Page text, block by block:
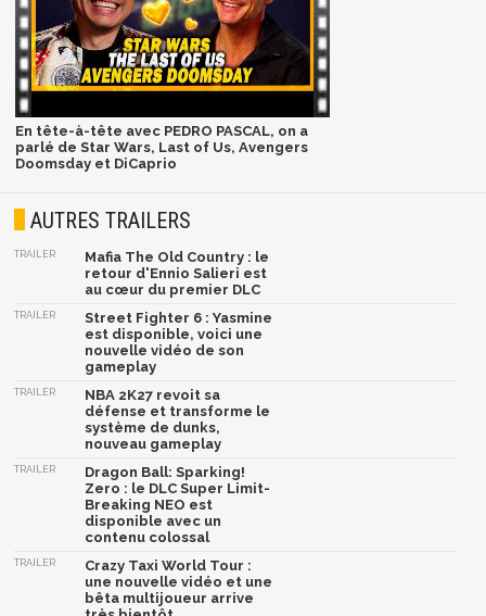
En tête-à-tête avec PEDRO PASCAL, on a
parlé de Star Wars, Last of Us, Avengers
Doomsday et DiCaprio
AUTRES TRAILERS
TRAILER
Mafia The Old Country : le
retour d'Ennio Salieri est
au cœur du premier DLC
TRAILER
Street Fighter 6 : Yasmine
est disponible, voici une
nouvelle vidéo de son
gameplay
TRAILER
NBA 2K27 revoit sa
défense et transforme le
système de dunks,
nouveau gameplay
TRAILER
Dragon Ball: Sparking!
Zero : le DLC Super Limit-
Breaking NEO est
disponible avec un
contenu colossal
TRAILER
Crazy Taxi World Tour :
une nouvelle vidéo et une
bêta multijoueur arrive